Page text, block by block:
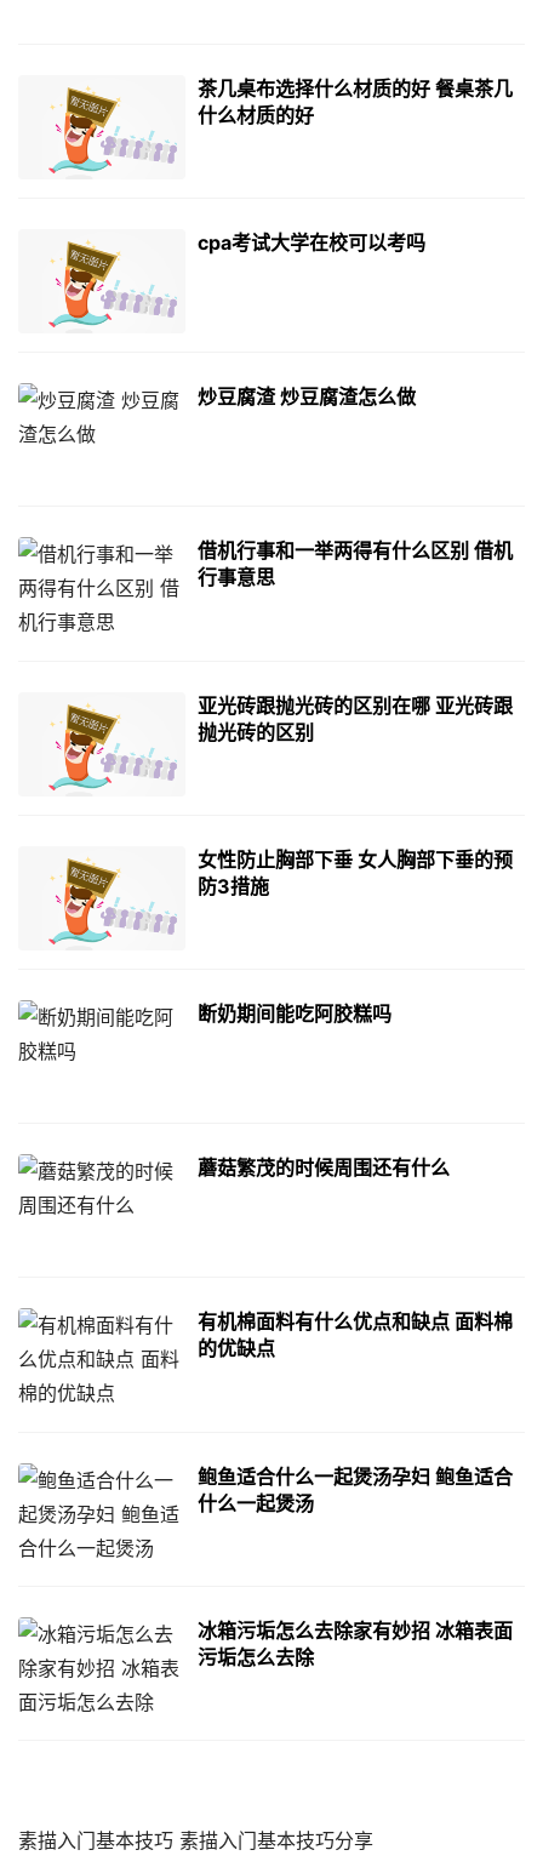
茶几桌布选择什么材质的好 餐桌茶几
什么材质的好
cpa考试大学在校可以考吗
炒豆腐渣 炒豆腐渣怎么做
借机行事和一举两得有什么区别 借机
行事意思
亚光砖跟抛光砖的区别在哪 亚光砖跟
抛光砖的区别
女性防止胸部下垂 女人胸部下垂的预
防3措施
断奶期间能吃阿胶糕吗
蘑菇繁茂的时候周围还有什么
有机棉面料有什么优点和缺点 面料棉
的优缺点
鲍鱼适合什么一起煲汤孕妇 鲍鱼适合
什么一起煲汤
冰箱污垢怎么去除家有妙招 冰箱表面
污垢怎么去除
素描入门基本技巧 素描入门基本技巧分享